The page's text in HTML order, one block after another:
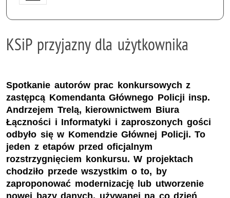
KSiP przyjazny dla użytkownika
Spotkanie autorów prac konkursowych z
zastępcą Komendanta Głównego Policji insp.
Andrzejem Trelą, kierownictwem Biura
Łączności i Informatyki i zaproszonych gości
odbyło się w Komendzie Głównej Policji. To
jeden z etapów przed oficjalnym
rozstrzygnięciem konkursu. W projektach
chodziło przede wszystkim o to, by
zaproponować modernizację lub utworzenie